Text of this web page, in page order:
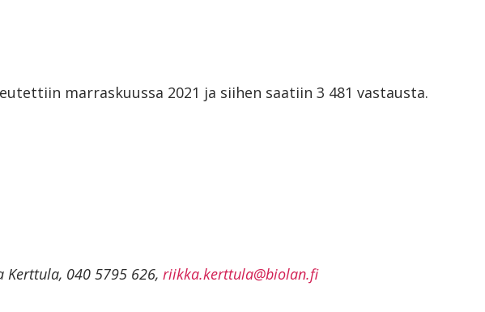
marraskuussa 2021 ja siihen saatiin 3 481 vastausta.
040 5795 626, riikka.kerttula@biolan.fi